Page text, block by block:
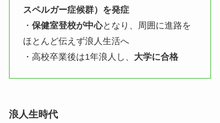
スペルガー症候群）を発症
・ 保健室登校が中心となり、周囲に進路を
ほとんど伝えず浪人生活へ
・高校卒業後は1年浪人し、 大学に合格
浪人生時代